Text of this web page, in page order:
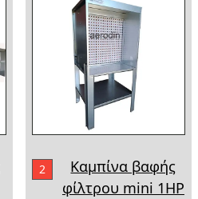
2
Καμπίνα βαφής
φίλτρου mini 1HP